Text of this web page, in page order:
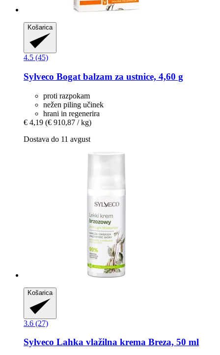
Košarica
4.5 (45)
Sylveco Bogat balzam za ustnice, 4,60 g
proti razpokam
nežen piling učinek
hrani in regenerira
€ 4,19 (€ 910,87 / kg)
Dostava do 11 avgust
Košarica
3.6 (27)
Sylveco Lahka vlažilna krema Breza, 50 ml